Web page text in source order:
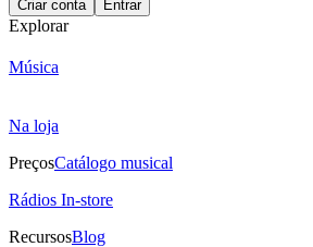
Criar conta Entrar
Explorar
Música
Na loja
PreçosCatálogo musical
Rádios In-store
RecursosBlog